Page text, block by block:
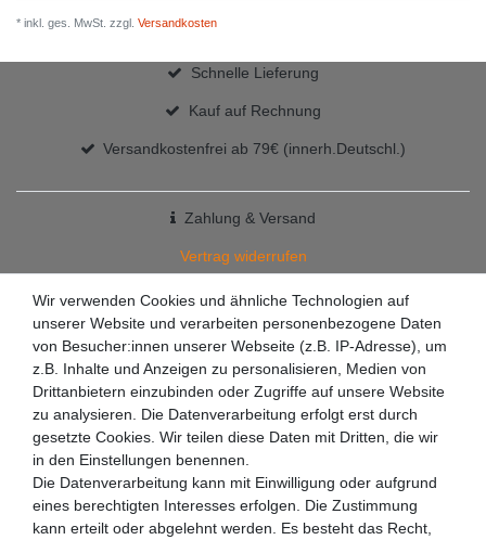
* inkl. ges. MwSt. zzgl. Versandkosten
Schnelle Lieferung
Kauf auf Rechnung
Versandkostenfrei ab 79€ (innerh.Deutschl.)
Zahlung & Versand
Vertrag widerrufen
+49 7363 9200301
✉ info@racketzone.de
Wir verwenden Cookies und ähnliche Technologien auf
unserer Website und verarbeiten personenbezogene Daten
von Besucher:innen unserer Webseite (z.B. IP-Adresse), um
z.B. Inhalte und Anzeigen zu personalisieren, Medien von
Drittanbietern einzubinden oder Zugriffe auf unsere Website
zu analysieren. Die Datenverarbeitung erfolgt erst durch
gesetzte Cookies. Wir teilen diese Daten mit Dritten, die wir
in den Einstellungen benennen.
Die Datenverarbeitung kann mit Einwilligung oder aufgrund
eines berechtigten Interesses erfolgen. Die Zustimmung
kann erteilt oder abgelehnt werden. Es besteht das Recht,